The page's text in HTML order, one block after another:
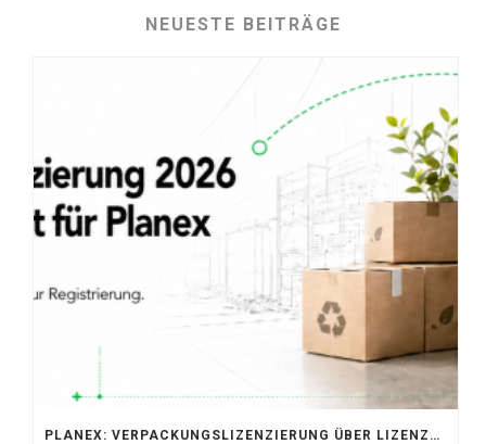
NEUESTE BEITRÄGE
PLANEX: VERPACKUNGSLIZENZIERUNG ÜBER LIZENZERO & LUCID 2026